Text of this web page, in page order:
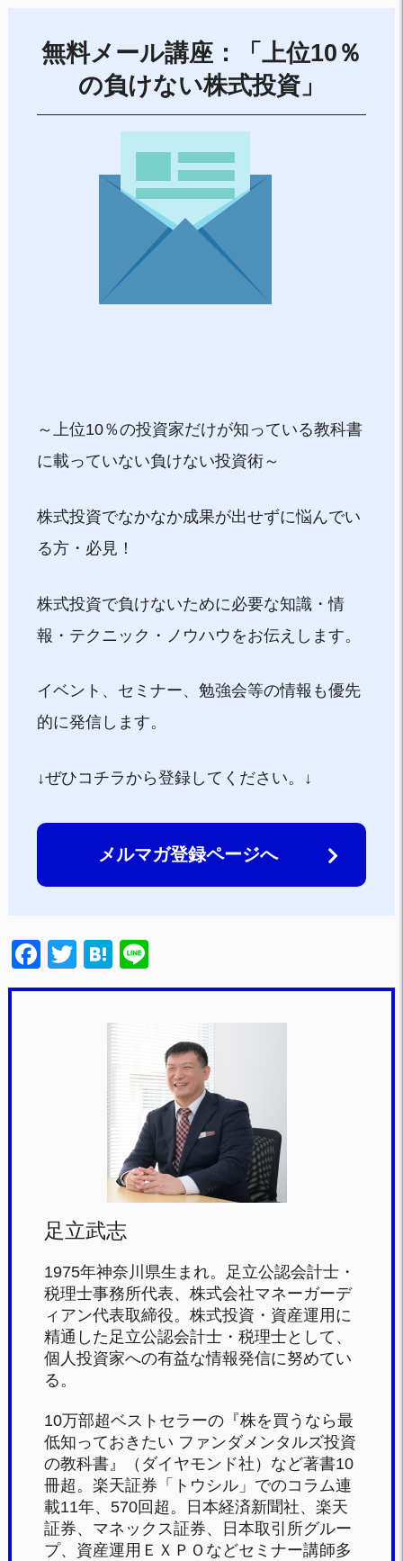
無料メール講座：「上位10％
の負けない株式投資」
～上位10％の投資家だけが知っている教科書
に載っていない負けない投資術～
株式投資でなかなか成果が出せずに悩んでい
る方・必見！
株式投資で負けないために必要な知識・情
報・テクニック・ノウハウをお伝えします。
イベント、セミナー、勉強会等の情報も優先
的に発信します。
↓ぜひコチラから登録してください。↓
メルマガ登録ページへ
F
a
T
wi
H
at
n
a
n
足立武志
1975年神奈川県生まれ。足立公認会計士・
税理士事務所代表、株式会社マネーガーデ
ィアン代表取締役。株式投資・資産運用に
精通した足立公認会計士・税理士として、
個人投資家への有益な情報発信に努めてい
る。
10万部超ベストセラーの『株を買うなら最
低知っておきたい ファンダメンタルズ投資
の教科書』（ダイヤモンド社）など著書10
冊超。楽天証券「トウシル」でのコラム連
載11年、570回超。日本経済新聞社、楽天
証券、マネックス証券、日本取引所グルー
プ、資産運用ＥＸＰＯなどセミナー講師多